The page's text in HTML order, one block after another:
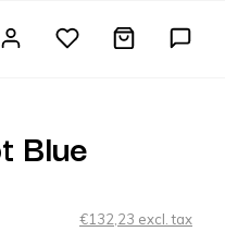
Blue
€132,23 excl. tax